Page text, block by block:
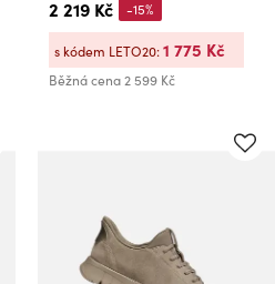
2 219 Kč
Běžná cena2 599 Kč
-15%
s kódem LETO20:1 775 Kč